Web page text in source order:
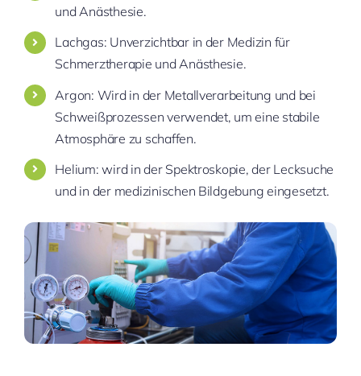
und Anästhesie.
Lachgas: Unverzichtbar in der Medizin für
Schmerztherapie und Anästhesie.
Argon: Wird in der Metallverarbeitung und bei
Schweißprozessen verwendet, um eine stabile
Atmosphäre zu schaffen.
Helium: wird in der Spektroskopie, der Lecksuche
und in der medizinischen Bildgebung eingesetzt.